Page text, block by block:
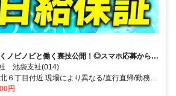
ノビノビと働く裏技公開！◎スマホ応募から電
池袋支社(014)
６丁目付近 現場により異なる/直行直帰/勤務地
不要■即日勤務
円